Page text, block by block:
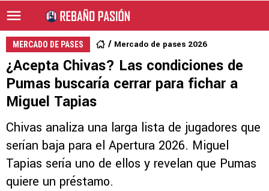
MERCADO DE PASES Mercado de pases 2026
¿Acepta Chivas? Las condiciones de
Pumas buscaría cerrar para fichar a
Miguel Tapias
Chivas analiza una larga lista de jugadores que
serían baja para el Apertura 2026. Miguel
Tapias sería uno de ellos y revelan que Pumas
quiere un préstamo.